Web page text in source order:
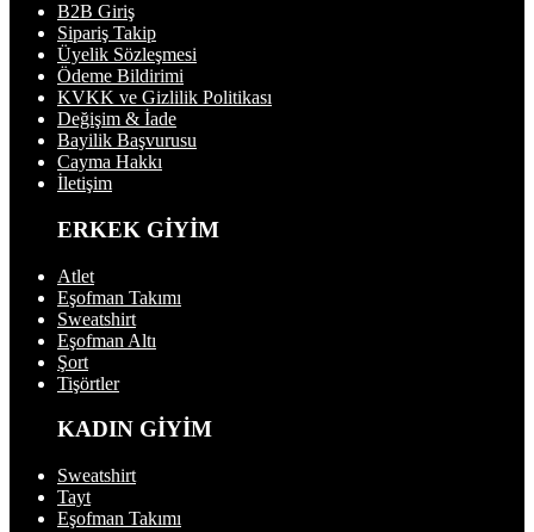
B2B Giriş
Sipariş Takip
Üyelik Sözleşmesi
Ödeme Bildirimi
KVKK ve Gizlilik Politikası
Değişim & İade
Bayilik Başvurusu
Cayma Hakkı
İletişim
ERKEK GİYİM
Atlet
Eşofman Takımı
Sweatshirt
Eşofman Altı
Şort
Tişörtler
KADIN GİYİM
Sweatshirt
Tayt
Eşofman Takımı